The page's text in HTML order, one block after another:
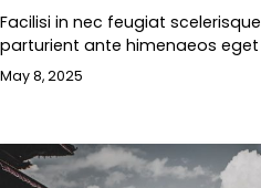
Facilisi in nec feugiat
parturient ante himenaeos eget
May 8, 2025